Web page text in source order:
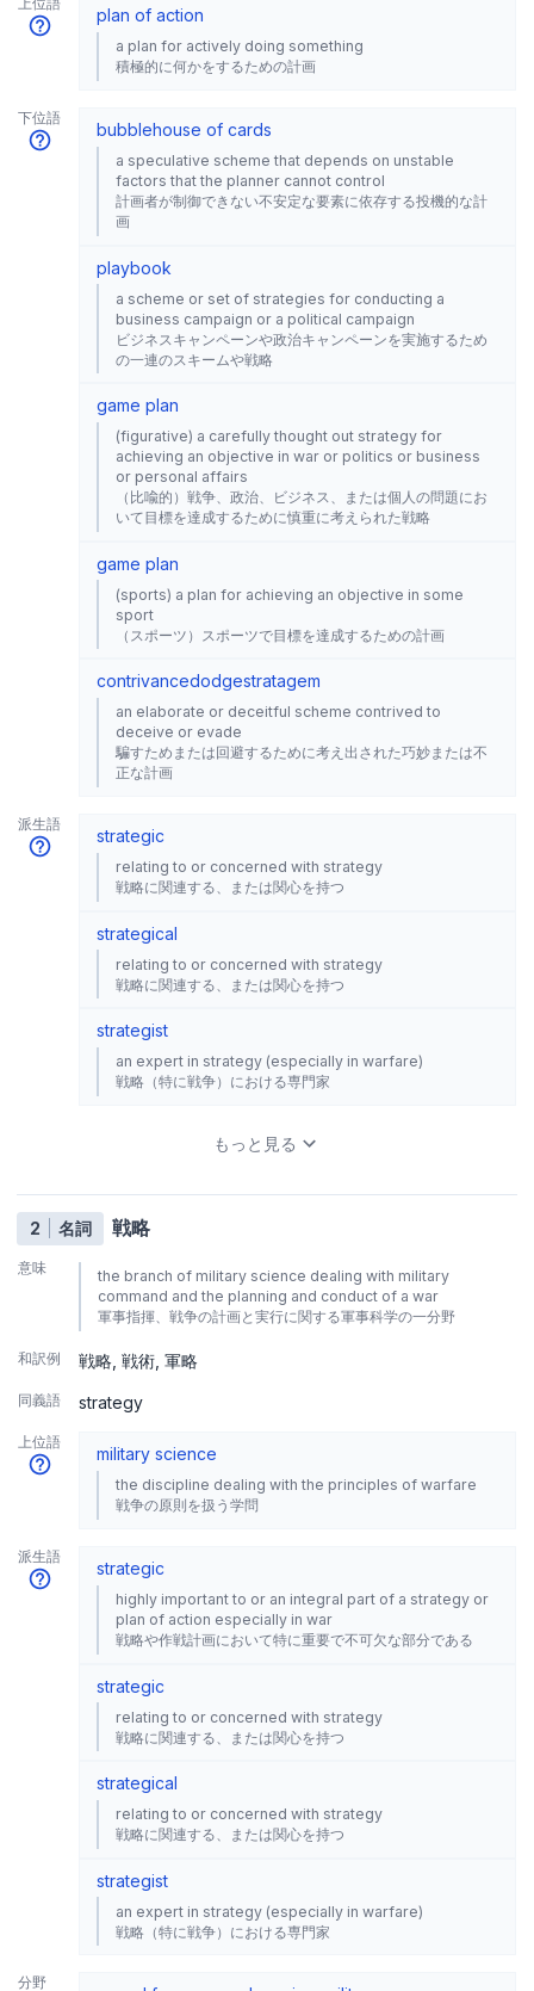
plan of action
a plan for actively doing something
積極的に何かをするための計画
下位語
bubblehouse of cards
a speculative scheme that depends on unstable
factors that the planner cannot control
計画者が制御できない不安定な要素に依存する投機的な計
画
playbook
a scheme or set of strategies for conducting a
business campaign or a political campaign
ビジネスキャンペーンや政治キャンペーンを実施するため
の一連のスキームや戦略
game plan
(figurative) a carefully thought out strategy for
achieving an objective in war or politics or business
or personal affairs
（比喩的）戦争、政治、ビジネス、または個人の問題にお
いて目標を達成するために慎重に考えられた戦略
game plan
(sports) a plan for achieving an objective in some
sport
（スポーツ）スポーツで目標を達成するための計画
contrivancedodgestratagem
an elaborate or deceitful scheme contrived to
deceive or evade
騙すためまたは回避するために考え出された巧妙または不
正な計画
派生語
strategic
relating to or concerned with strategy
戦略に関連する、または関心を持つ
strategical
relating to or concerned with strategy
戦略に関連する、または関心を持つ
strategist
an expert in strategy (especially in warfare)
戦略（特に戦争）における専門家
もっと見る
2 名詞 戦略
意味
the branch of military science dealing with military
command and the planning and conduct of a war
軍事指揮、戦争の計画と実行に関する軍事科学の一分野
和訳例 戦略 戦術 軍略
同義語 strategy
上位語
military science
the discipline dealing with the principles of warfare
戦争の原則を扱う学問
派生語
strategic
highly important to or an integral part of a strategy or
plan of action especially in war
戦略や作戦計画において特に重要で不可欠な部分である
strategic
relating to or concerned with strategy
戦略に関連する、または関心を持つ
strategical
relating to or concerned with strategy
戦略に関連する、または関心を持つ
strategist
an expert in strategy (especially in warfare)
戦略（特に戦争）における専門家
分野